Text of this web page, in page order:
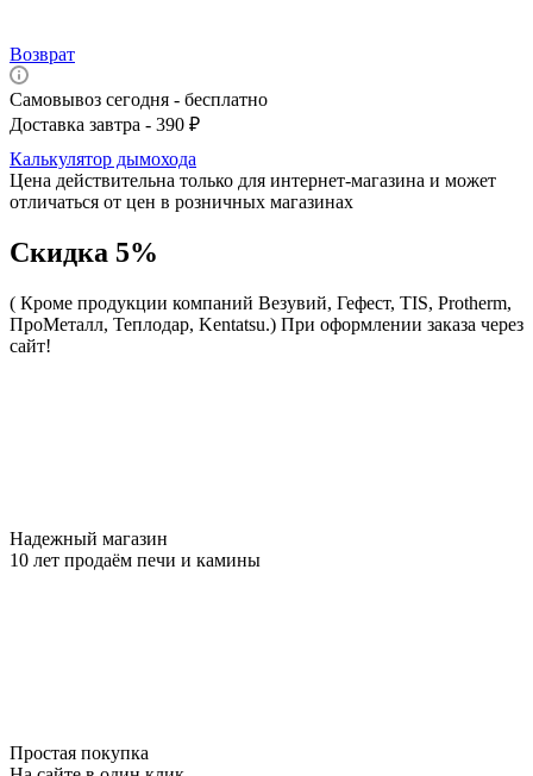
Возврат
Самовывоз сегодня - бесплатно
Доставка завтра - 390 ₽
Калькулятор дымохода
Цена действительна только для интернет-магазина и может
отличаться от цен в розничных магазинах
Скидка 5%
( Кроме продукции компаний Везувий, Гефест, TIS, Protherm,
ПроМеталл, Теплодар, Kentatsu.) При оформлении заказа через
сайт!
Надежный магазин
10 лет продаём печи и камины
Простая покупка